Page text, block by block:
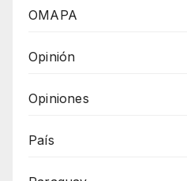
OMAPA
Opinión
Opiniones
País